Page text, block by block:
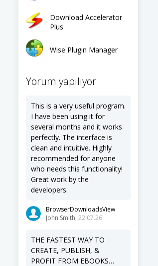
Download Accelerator
Plus
Wise Plugin Manager
Yorum yapılıyor
This is a very useful program.
I have been using it for
several months and it works
perfectly. The interface is
clean and intuitive. Highly
recommended for anyone
who needs this functionality!
Great work by the
developers.
BrowserDownloadsView
John Smith, 22.07.26
THE FASTEST WAY TO
CREATE, PUBLISH, &
PROFIT FROM EBOOKS…